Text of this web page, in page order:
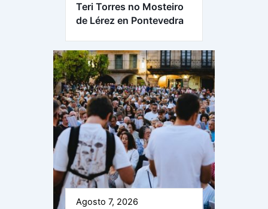
Teri Torres no Mosteiro
de Lérez en Pontevedra
Agosto 7, 2026